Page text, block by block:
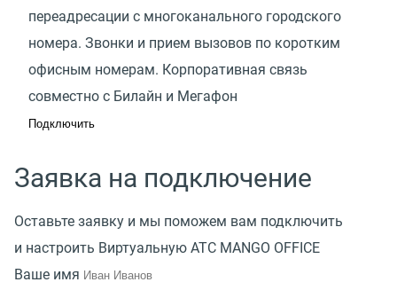
переадресации с многоканального городского
номера. Звонки и прием вызовов по коротким
офисным номерам. Корпоративная связь
совместно с Билайн и Мегафон
Подключить
Заявка на подключение
Оставьте заявку и мы поможем вам подключить
и настроить Виртуальную АТС MANGO OFFICE
Ваше имя